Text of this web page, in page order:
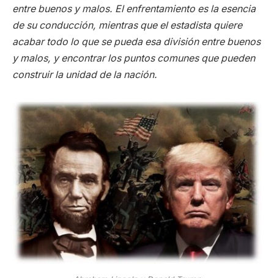
entre buenos y malos. El enfrentamiento es la esencia
de su conducción, mientras que el estadista quiere
acabar todo lo que se pueda esa división entre buenos
y malos, y encontrar los puntos comunes que pueden
construir la unidad de la nación.